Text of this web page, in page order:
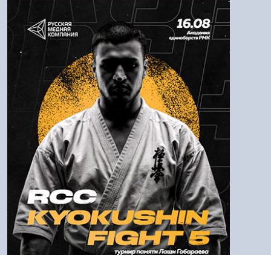
Авторизация
Логин:
Пароль
Войти
Напомнить пароль
Регистрация